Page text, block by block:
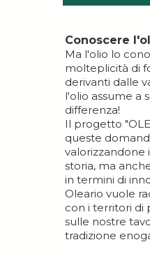
Conoscere
Ma l'olio lo
molteplicità di
derivanti dalle
l'olio assume a
differenza!
Il progetto
queste
valorizzandone
storia, ma
in termini di
Oleario vuole
con i territori di
sulle nostre
tradizione